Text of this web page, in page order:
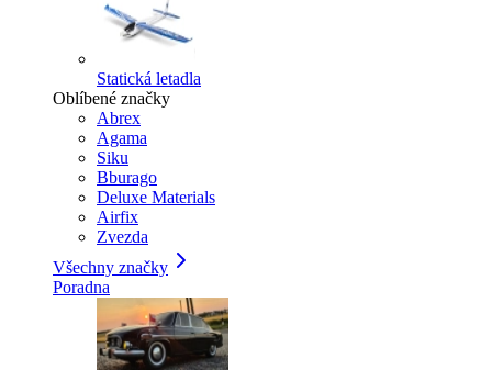
Statická letadla
Oblíbené značky
Abrex
Agama
Siku
Bburago
Deluxe Materials
Airfix
Zvezda
Všechny značky
Poradna